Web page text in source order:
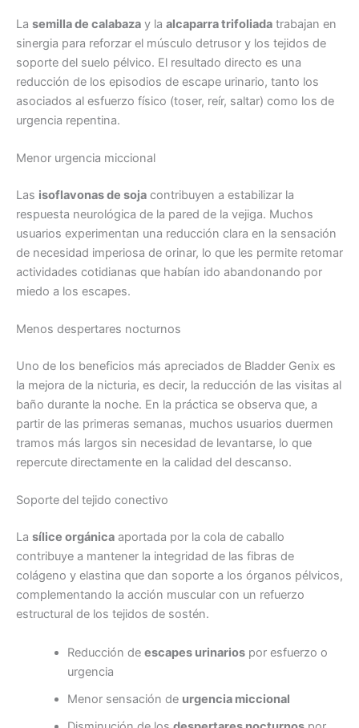
La semilla de calabaza y la alcaparra trifoliada trabajan en
sinergia para reforzar el músculo detrusor y los tejidos de
soporte del suelo pélvico. El resultado directo es una
reducción de los episodios de escape urinario, tanto los
asociados al esfuerzo físico (toser, reír, saltar) como los de
urgencia repentina.
Menor urgencia miccional
Las isoflavonas de soja contribuyen a estabilizar la
respuesta neurológica de la pared de la vejiga. Muchos
usuarios experimentan una reducción clara en la sensación
de necesidad imperiosa de orinar, lo que les permite retomar
actividades cotidianas que habían ido abandonando por
miedo a los escapes.
Menos despertares nocturnos
Uno de los beneficios más apreciados de Bladder Genix es
la mejora de la nicturia, es decir, la reducción de las visitas al
baño durante la noche. En la práctica se observa que, a
partir de las primeras semanas, muchos usuarios duermen
tramos más largos sin necesidad de levantarse, lo que
repercute directamente en la calidad del descanso.
Soporte del tejido conectivo
La sílice orgánica aportada por la cola de caballo
contribuye a mantener la integridad de las fibras de
colágeno y elastina que dan soporte a los órganos pélvicos,
complementando la acción muscular con un refuerzo
estructural de los tejidos de sostén.
Reducción de escapes urinariospor esfuerzo o
urgencia
Menor sensación de urgencia miccional